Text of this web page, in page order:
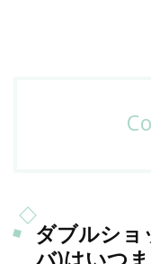
ダブルショ